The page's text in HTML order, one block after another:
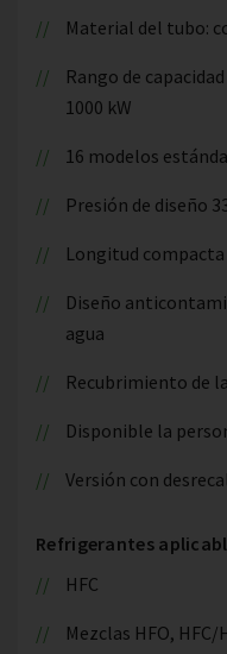
Material del tubo:
Rango de
1000 kW
16 modelos
Presión de diseño
Longitud
Diseño
agua
Recubrimiento de
Disponible la
Versión con
Refrigerantes
HFC
Mezclas HFO, HFC/